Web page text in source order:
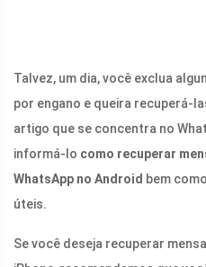
Talvez, um dia, você exclua
por engano e queira recuperá-
artigo que se concentra no
informá-lo como recuperar
WhatsApp no ​​Android bem
úteis.
Se você deseja recuperar